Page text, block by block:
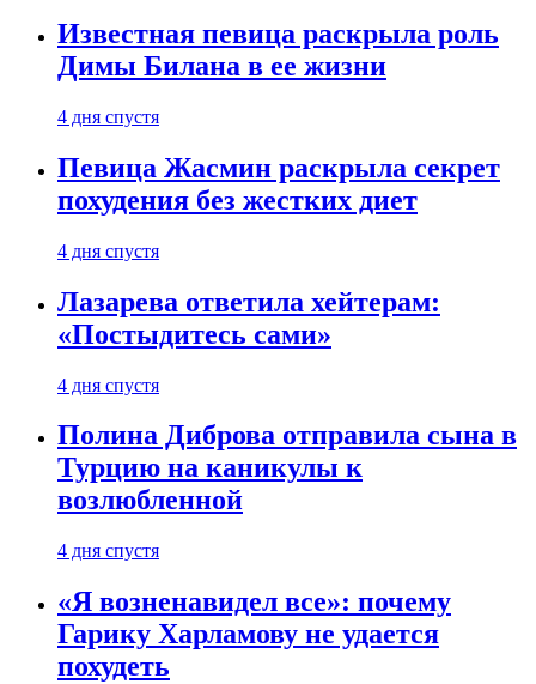
Известная певица раскрыла роль
Димы Билана в ее жизни
4 дня спустя
Певица Жасмин раскрыла секрет
похудения без жестких диет
4 дня спустя
Лазарева ответила хейтерам:
«Постыдитесь сами»
4 дня спустя
Полина Диброва отправила сына в
Турцию на каникулы к
возлюбленной
4 дня спустя
«Я возненавидел все»: почему
Гарику Харламову не удается
похудеть